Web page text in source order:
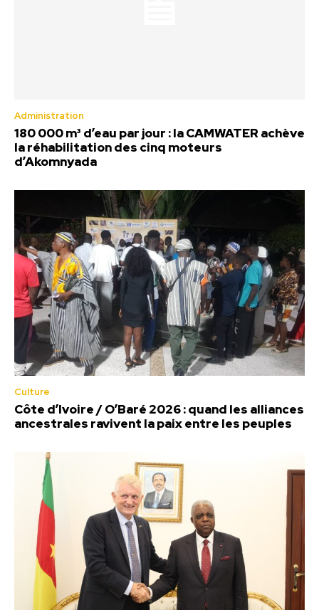
Administration
180 000 m³ d’eau par jour : la CAMWATER achève
la réhabilitation des cinq moteurs
d’Akomnyada
Culture
Côte d’Ivoire / O’Baré 2026 : quand les alliances
ancestrales ravivent la paix entre les peuples